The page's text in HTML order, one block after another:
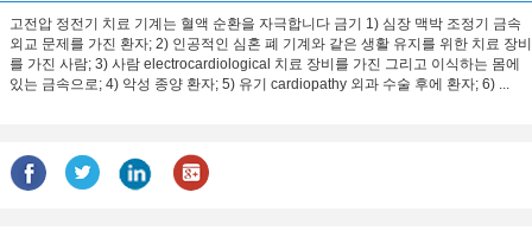
고전압 정전기 치료 기계는 혈액 순환을 자극합니다 금기 1) 심장 맥박 조정기 금속
외교 문제를 가진 환자; 2) 인공적인 심혼 폐 기계와 같은 생활 유지를 위한 치료 장비
를 가진 사람; 3) 사람 electrocardiological 치료 장비를 가진 그리고 이식하는 몸에
있는 금속으로; 4) 악성 종양 환자; 5) 유기 cardiopathy 외과 수술 후에 환자; 6) ...